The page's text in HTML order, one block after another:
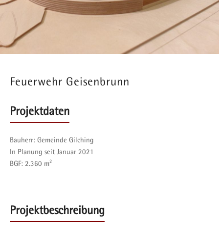
Feuerwehr Geisenbrunn
Projektdaten
Bauherr: Gemeinde Gilching
In Planung seit Januar 2021
BGF: 2.360 m²
Projektbeschreibung